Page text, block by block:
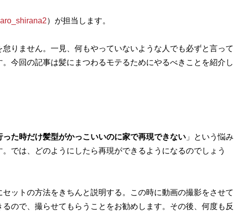
）が担当します。
りません。一見、何もやっていないような人でも必ずと言って
今回の記事は髪にまつわるモテるためにやるべきことを紹介し
った時だけ髪型がかっこいいのに家で再現できない」という悩み
では、どのようにしたら再現ができるようになるのでしょう
ットの方法をきちんと説明する。この時に動画の撮影をさせて
ので、撮らせてもらうことをお勧めします。その後、何度も反